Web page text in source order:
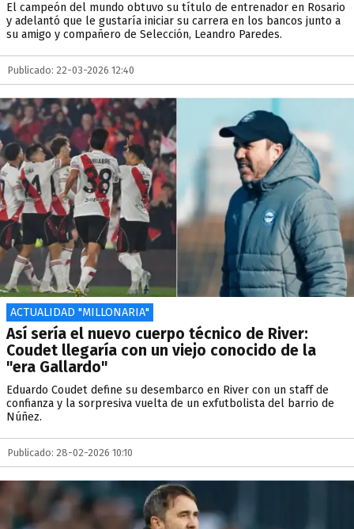
El campeón del mundo obtuvo su título de entrenador en Rosario
y adelantó que le gustaría iniciar su carrera en los bancos junto a
su amigo y compañero de Selección, Leandro Paredes.
Publicado: 22-03-2026 12:40
ACTUALIDAD "MILLONARIA"
Así sería el nuevo cuerpo técnico de River:
Coudet llegaría con un viejo conocido de la
"era Gallardo"
Eduardo Coudet define su desembarco en River con un staff de
confianza y la sorpresiva vuelta de un exfutbolista del barrio de
Núñez.
Publicado: 28-02-2026 10:10